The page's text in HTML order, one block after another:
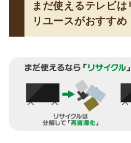
まだ使えるテレビは
リユースがおすすめ